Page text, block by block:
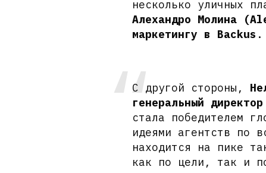
несколько уличных
Алехандро Молина
маркетингу в Backus .
С другой стороны,
генеральный
стала победителем
идеями агентств по
находится на пике
как по цели, так и